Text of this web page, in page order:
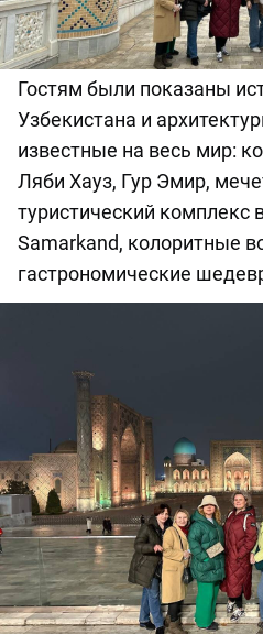
Гостям были показаны
Узбекистана и
известные на весь мир:
Ляби Хауз, Гур Эмир,
туристический комплекс
Samarkand, колоритные
гастрономические